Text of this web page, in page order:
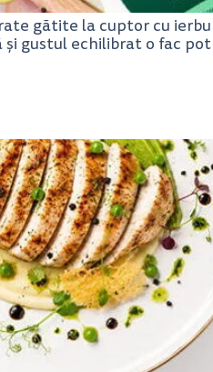
gătite la cuptor cu
gustul echilibrat o fac